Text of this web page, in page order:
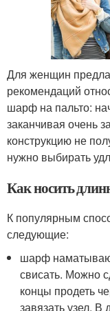
Для женщин
рекомендаций
шарф на пальто:
заканчивая очень
конструкцию не
нужно выбирать
Как носить
К популярным
следующие:
шарф
свисать. Можно
концы продеть
завязать узел.